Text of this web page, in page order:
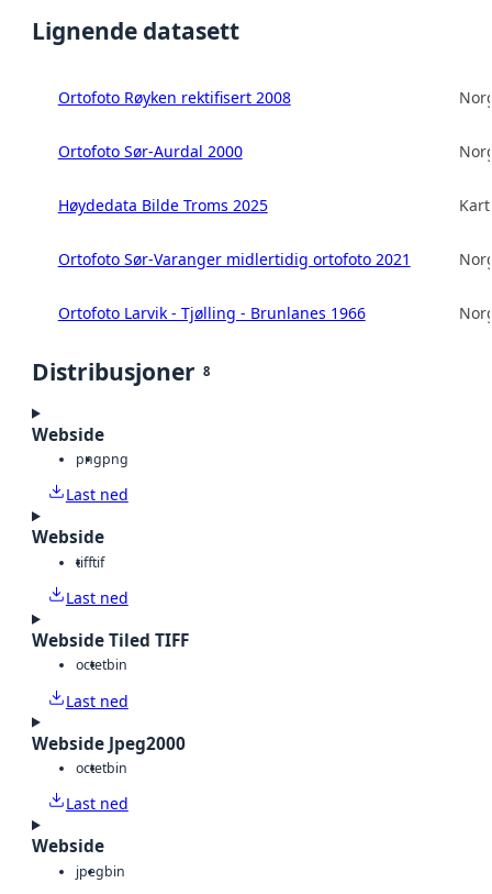
Lignende datasett
Ortofoto Røyken rektifisert 2008
Ortofoto Sør-Aurdal 2000
Høydedata Bilde Troms 2025
Ortofoto Sør-Varanger midlertidig ortofoto 2021
Ortofoto Larvik - Tjølling - Brunlanes 1966
Distribusjoner 8
Webside
pngpng
Last ned
Webside
tifftif
Last ned
Webside Tiled TIFF
octetbin
Last ned
Webside Jpeg2000
octetbin
Last ned
Webside
jpegbin